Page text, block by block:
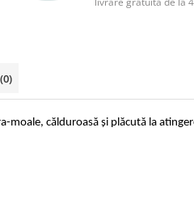
(0)
moale, călduroasă și plăcută la